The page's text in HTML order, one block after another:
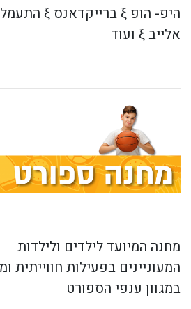
אלייב ξ ועוד
מחנה המיועד לילדים ולילדות
המעוניינים בפעילות חווייתית
במגוון ענפי הספורט